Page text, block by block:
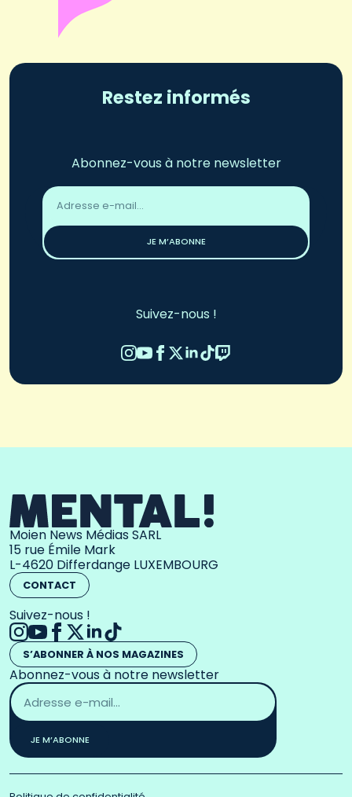
Restez informés
Abonnez-vous à notre newsletter
Adresse
email
JE M’ABONNE
Suivez-nous !
Moien News Médias SARL
15 rue Émile Mark
L-4620 Differdange LUXEMBOURG
CONTACT
Suivez-nous !
S’ABONNER À NOS MAGAZINES
Abonnez-vous à notre newsletter
Adresse
email
*
JE M’ABONNE